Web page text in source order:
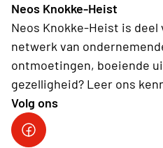
Neos Knokke-Heist
Neos Knokke-Heist is deel
netwerk van
ontmoetingen, boeiende
gezelligheid? Leer ons
Volg ons
Facebook Neos Knokke-